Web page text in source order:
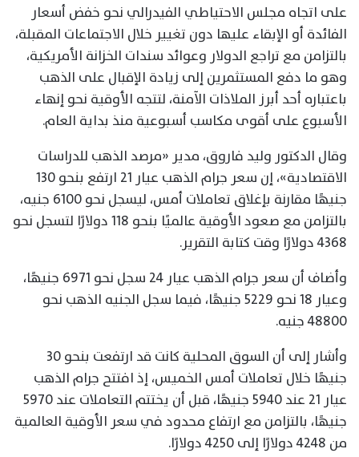
على اتجاه مجلس الاحتياطي الفيدرالي نحو خفض أسعار
الفائدة أو الإبقاء عليها دون تغيير خلال الاجتماعات المقبلة،
بالتزامن مع تراجع الدولار وعوائد سندات الخزانة الأمريكية،
وهو ما دفع المستثمرين إلى زيادة الإقبال على الذهب
باعتباره أحد أبرز الملاذات الآمنة، لتتجه الأوقية نحو إنهاء
الأسبوع على أقوى مكاسب أسبوعية منذ بداية العام.
وقال الدكتور وليد فاروق، مدير «مرصد الذهب للدراسات
الاقتصادية»، إن سعر جرام الذهب عيار 21 ارتفع بنحو 130
جنيهًا مقارنة بإغلاق تعاملات أمس، ليسجل نحو 6100 جنيه،
بالتزامن مع صعود الأوقية عالميًا بنحو 118 دولارًا لتسجل نحو
4368 دولارًا وقت كتابة التقرير.
وأضاف أن سعر جرام الذهب عيار 24 سجل نحو 6971 جنيهًا،
وعيار 18 نحو 5229 جنيهًا، فيما سجل الجنيه الذهب نحو
48800 جنيه.
وأشار إلى أن السوق المحلية كانت قد ارتفعت بنحو 30
جنيهًا خلال تعاملات أمس الخميس، إذ افتتح جرام الذهب
عيار 21 عند 5940 جنيهًا، قبل أن يختتم التعاملات عند 5970
جنيهًا، بالتزامن مع ارتفاع محدود في سعر الأوقية العالمية
من 4248 دولارًا إلى 4250 دولارًا.